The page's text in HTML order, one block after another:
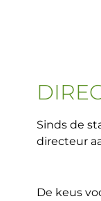
Sinds de
directeur
De keus